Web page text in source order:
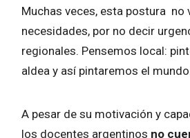
Muchas veces, esta postura no
necesidades, por no decir
regionales. Pensemos local:
aldea y así pintaremos el mundo.
A pesar de su motivación y
los docentes argentinos no